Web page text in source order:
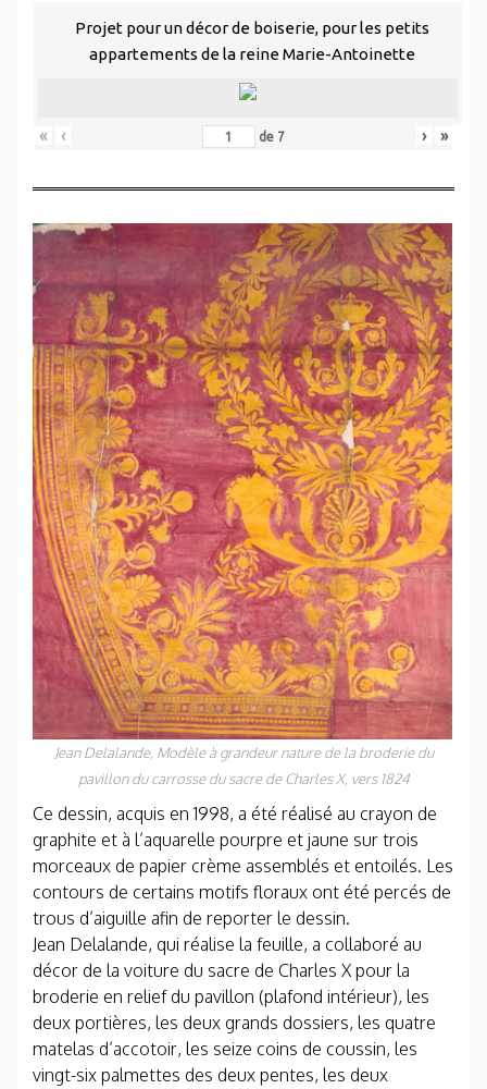
Projet pour un décor de boiserie, pour les petits
appartements de la reine Marie-Antoinette
« ‹ de 7 › »
Jean Delalande, Modèle à grandeur nature de la broderie du
pavillon du carrosse du sacre de Charles X, vers 1824
Ce dessin, acquis en 1998, a été réalisé au crayon de
graphite et à l’aquarelle pourpre et jaune sur trois
morceaux de papier crème assemblés et entoilés. Les
contours de certains motifs floraux ont été percés de
trous d’aiguille afin de reporter le dessin.
Jean Delalande, qui réalise la feuille, a collaboré au
décor de la voiture du sacre de Charles X pour la
broderie en relief du pavillon (plafond intérieur), les
deux portières, les deux grands dossiers, les quatre
matelas d’accotoir, les seize coins de coussin, les
vingt-six palmettes des deux pentes, les deux